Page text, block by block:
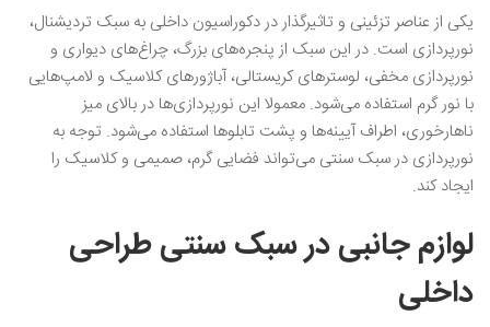
یکی از عناصر تزئینی و تاثیرگذار در دکوراسیون داخلی به سبک تردیشنال،
نورپردازی است. در این سبک از پنجره‌های بزرگ، چراغ‌های دیواری و
نورپردازی مخفی، لوسترهای کریستالی، آباژورهای کلاسیک و لامپ‌هایی
با نور گرم استفاده می‌شود. معمولا این نورپردازی‌ها در بالای میز
ناهارخوری، اطراف آیینه‌ها و پشت تابلوها استفاده می‌شود. توجه به
نورپردازی در سبک سنتی می‌تواند فضایی گرم، صمیمی و کلاسیک را
ایجاد کند.
لوازم جانبی در سبک سنتی طراحی
داخلی